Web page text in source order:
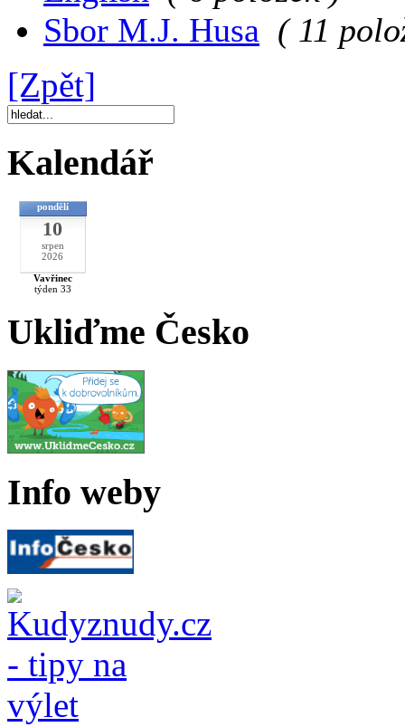
Sbor M.J. Husa ( 11
[Zpět]
Kalendář
pondělí
10
srpen
2026
Vavřinec
týden 33
Ukliďme Česko
Info weby